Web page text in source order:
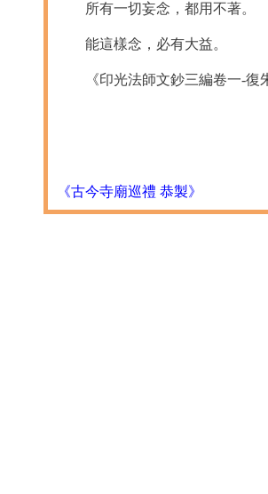
所有一切妄念，都用不著。
能這樣念，必有大益。
《印光法師文鈔三編卷一-復朱
《古今寺廟巡禮 恭製》